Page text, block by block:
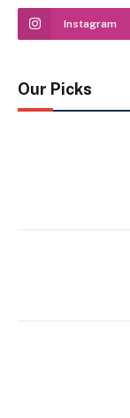
Instagram
Our Picks